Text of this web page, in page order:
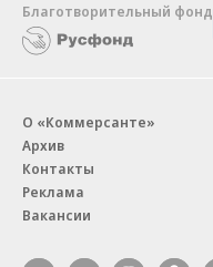
Благотворительный фонд
О «Коммерсанте»
Архив
Контакты
Реклама
Вакансии